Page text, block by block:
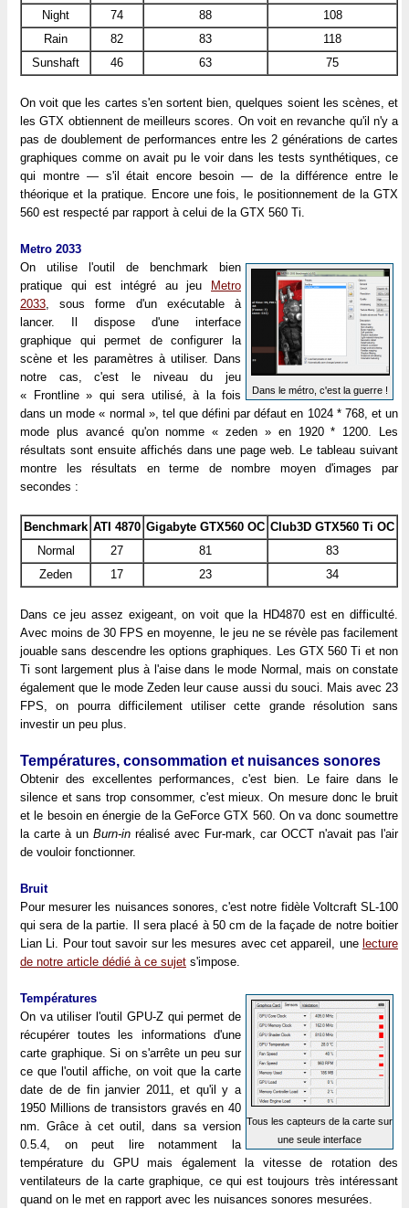
Night
74 88
108
Rain
82 83
118
Sunshaft
46 63 75
On voit que les cartes s'en sortent bien, quelques soient les scènes, et
les GTX obtiennent de meilleurs scores. On voit en revanche qu'il n'y a
pas de doublement de performances entre les 2 générations de cartes
graphiques comme on avait pu le voir dans les tests synthétiques, ce
qui montre — s'il était encore besoin — de la différence entre le
théorique et la pratique. Encore une fois, le positionnement de la GTX
560 est respecté par rapport à celui de la GTX 560 Ti.
Metro 2033
Dans le métro, c'est la guerre !
On utilise l'outil de benchmark bien
pratique qui est intégré au jeu
Metro
2033, sous forme d'un exécutable à
lancer. Il dispose d'une interface
graphique qui permet de configurer la
scène et les paramètres à utiliser. Dans
notre cas, c'est le niveau du jeu
« Frontline » qui sera utilisé, à la fois
dans un mode « normal », tel que défini par défaut en 1024 * 768, et un
mode plus avancé qu'on nomme « zeden » en 1920 * 1200. Les
résultats sont ensuite affichés dans une page web. Le tableau suivant
montre les résultats en terme de nombre moyen d'images par
secondes :
Benchmark ATI 4870 Gigabyte GTX560 OC Club3D GTX560 Ti OC
Normal
27 81
83
Zeden
17 23 34
Dans ce jeu assez exigeant, on voit que la HD4870 est en difficulté.
Avec moins de 30 FPS en moyenne, le jeu ne se révèle pas facilement
jouable sans descendre les options graphiques. Les GTX 560 Ti et non
Ti sont largement plus à l'aise dans le mode Normal, mais on constate
également que le mode Zeden leur cause aussi du souci. Mais avec 23
FPS, on pourra difficilement utiliser cette grande résolution sans
investir un peu plus.
Températures, consommation et nuisances sonores
Obtenir des excellentes performances, c'est bien. Le faire dans le
silence et sans trop consommer, c'est mieux. On mesure donc le bruit
et le besoin en énergie de la GeForce GTX 560. On va donc soumettre
la carte à un Burn-in réalisé avec Fur-mark, car OCCT n'avait pas l'air
de vouloir fonctionner.
Bruit
Pour mesurer les nuisances sonores, c'est notre fidèle Voltcraft SL-100
qui sera de la partie. Il sera placé à 50 cm de la façade de notre boitier
Lian Li. Pour tout savoir sur les mesures avec cet appareil, une lecture
de notre article dédié à ce sujet s'impose.
Tous les capteurs de la carte sur
une seule interface
Températures
On va utiliser l'outil GPU-Z qui permet de
récupérer toutes les informations d'une
carte graphique. Si on s'arrête un peu sur
ce que l'outil affiche, on voit que la carte
date de de fin janvier 2011, et qu'il y a
1950 Millions de transistors gravés en 40
nm. Grâce à cet outil, dans sa version
0.5.4, on peut lire notamment la
température du GPU mais également la vitesse de rotation des
ventilateurs de la carte graphique, ce qui est toujours très intéressant
quand on le met en rapport avec les nuisances sonores mesurées.